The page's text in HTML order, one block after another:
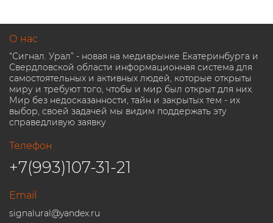
О нас
“Сигнал. Урал” - новая на медиарынке Екатеринбурга и
Свердловской области информационная система для
самостоятельных и активных людей, которые открыты
миру и требуют того, чтобы и мир был открыт для них.
Мир без недосказанности, тайн и закрытых тем - их
выбор, своей задачей мы видим поддержать эту
справедливую заявку
Телефон
+7(993)107-31-21
Email
signalural@yandex.ru